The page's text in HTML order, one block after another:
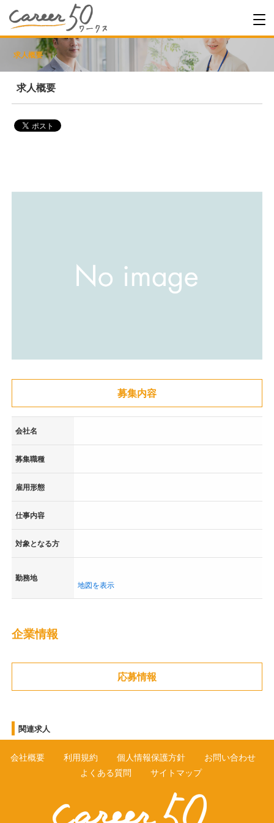
求人概要
求人概要
募集内容
会社名
募集職種
雇用形態
仕事内容
対象となる方
勤務地
地図を表示
企業情報
応募情報
関連求人
会社概要 利用規約 個人情報保護方針
お問い合わせ
よくある質問
サイトマップ